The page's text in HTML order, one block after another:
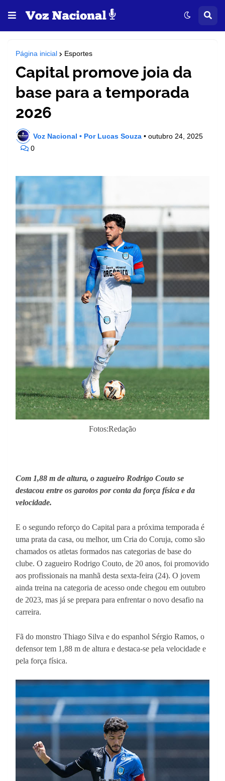
Página inicial Esportes
Capital promove joia da
base para a temporada
2026
Voz Nacional • Por Lucas Souza • outubro 24, 2025
0
Fotos:Redação
Com 1,88 m de altura, o zagueiro Rodrigo Couto se
destacou entre os garotos por conta da força física e da
velocidade.
E o segundo reforço do Capital para a próxima temporada é
uma prata da casa, ou melhor, um Cria do Coruja, como são
chamados os atletas formados nas categorias de base do
clube. O zagueiro Rodrigo Couto, de 20 anos, foi promovido
aos profissionais na manhã desta sexta-feira (24). O jovem
ainda treina na categoria de acesso onde chegou em outubro
de 2023, mas já se prepara para enfrentar o novo desafio na
carreira.
Fã do monstro Thiago Silva e do espanhol Sérgio Ramos, o
defensor tem 1,88 m de altura e destaca-se pela velocidade e
pela força física.